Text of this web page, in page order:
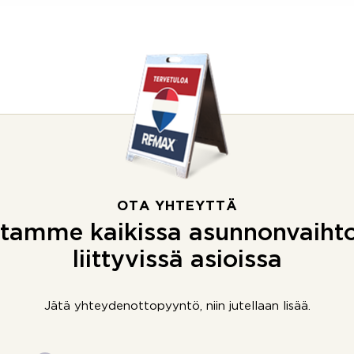
OTA YHTEYTTÄ
kaikissa
liittyvissä asioissa
Jätä yhteydenottopyyntö, niin jutellaan lisää.